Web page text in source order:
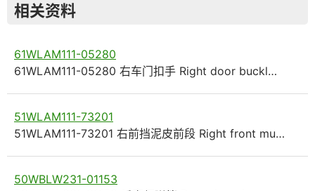
相关资料
61WLAM111-05280
61WLAM111-05280 右车门扣手 Right door buckl…
51WLAM111-73201
51WLAM111-73201 右前挡泥皮前段 Right front mu…
50WBLW231-01153